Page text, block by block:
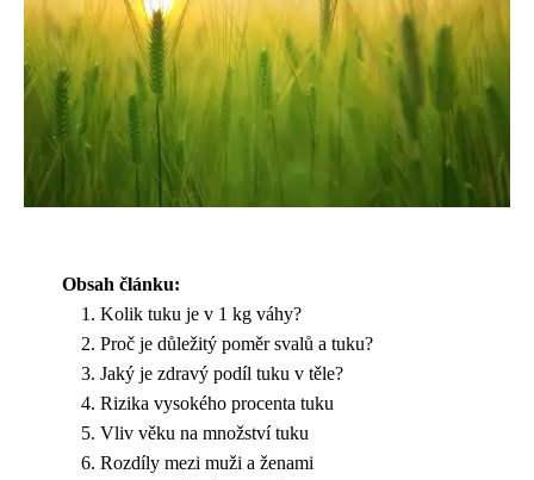
Obsah článku:
Kolik tuku je v 1 kg váhy?
Proč je důležitý poměr svalů a tuku?
Jaký je zdravý podíl tuku v těle?
Rizika vysokého procenta tuku
Vliv věku na množství tuku
Rozdíly mezi muži a ženami